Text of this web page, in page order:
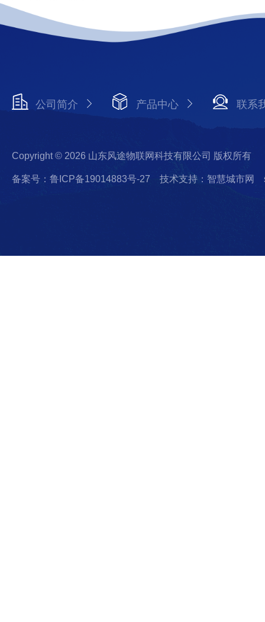
公司简介 产品中心 联系
Copyright © 2026 山东风途物联网科技有限公司 版权所有
备案号：鲁ICP备19014883号-27 技术支持：智慧城市网